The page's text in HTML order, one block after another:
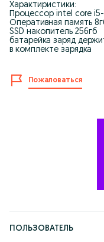
Характиристики:
Процессор intel core
Оперативная память
SSD накопитель 256гб
батарейка заряд
в комплекте зарядка
Пожаловаться
ПОЛЬЗОВАТЕЛЬ